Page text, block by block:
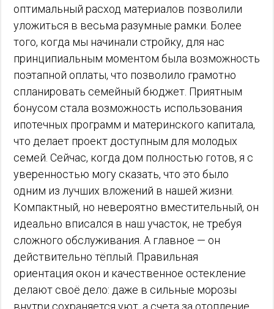
оптимальный расход материалов позволили
уложиться в весьма разумные рамки. Более
того, когда мы начинали стройку, для нас
принципиальным моментом была возможность
поэтапной оплаты, что позволило грамотно
спланировать семейный бюджет. Приятным
бонусом стала возможность использования
ипотечных программ и материнского капитала,
что делает проект доступным для молодых
семей. Сейчас, когда дом полностью готов, я с
уверенностью могу сказать, что это было
одним из лучших вложений в нашей жизни.
Компактный, но невероятно вместительный, он
идеально вписался в наш участок, не требуя
сложного обслуживания. А главное — он
действительно тёплый. Правильная
ориентация окон и качественное остекление
делают своё дело: даже в сильные морозы